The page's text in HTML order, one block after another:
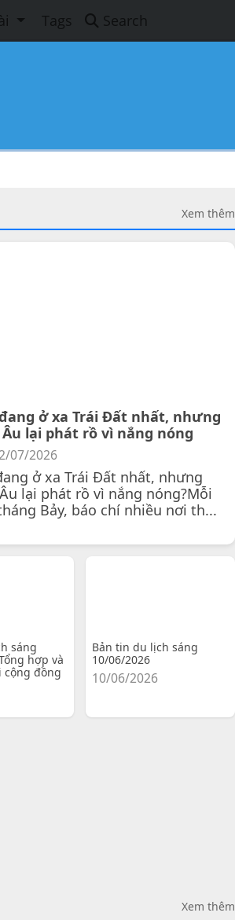
Tags Search
Xem thêm
ở xa Trái Đất nhất, nhưng
lại phát rồ vì nắng nóng
07/2026
ở xa Trái Đất nhất, nhưng
lại phát rồ vì nắng nóng?Mỗi
Bảy, báo chí nhiều nơi th...
sáng
hợp và
đồng
Bản tin du lịch sáng
10/06/2026
10/06/2026
Xem thêm